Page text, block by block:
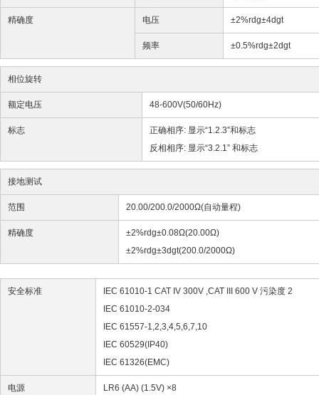
精确度 电压 ±2%rdg±4dgt
频率 ±0.5%rdg±2dgt
相位旋转
额定电压 48-600V(50/60Hz)
标志
正确相序: 显示“1.2.3”和标志
反相相序: 显示“3.2.1” 和标志
接地测试
范围 20.00/200.0/2000Ω(自动量程)
精确度
±2%rdg±0.08Ω(20.00Ω)
±2%rdg±3dgt(200.0/2000Ω)
安全标准
IEC 61010-1 CAT IV 300V ,CAT III 600 V 污染度 2
IEC 61010-2-034
IEC 61557-1,2,3,4,5,6,7,10
IEC 60529(IP40)
IEC 61326(EMC)
电源 LR6 (AA) (1.5V) ×8